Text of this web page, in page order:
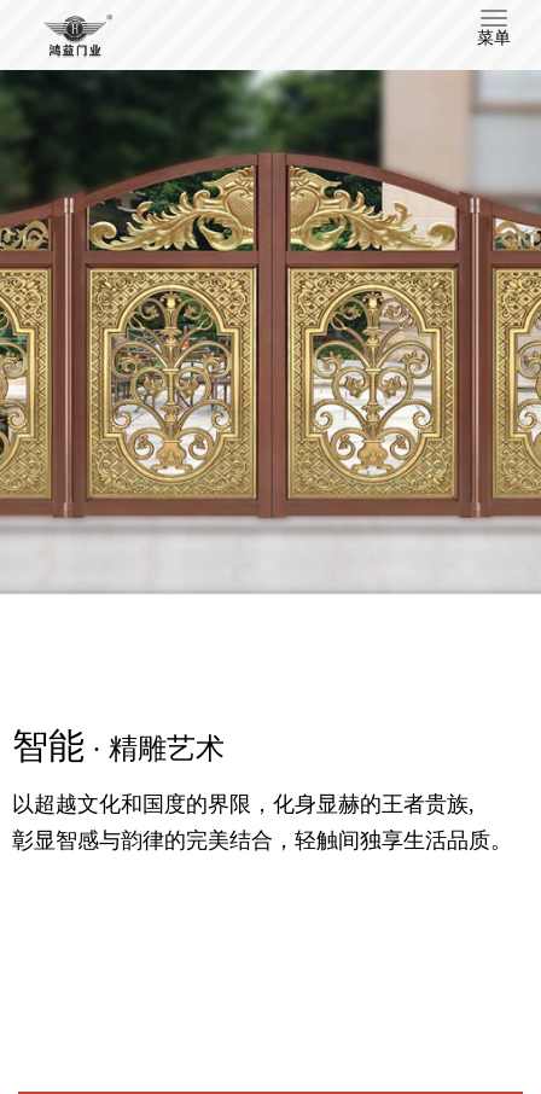
T
o
g
l
a
v
i
g
a
o
n
菜单
智能 · 精雕艺术
以超越文化和国度的界限，化身显赫的王者贵族,
彰显智感与韵律的完美结合，轻触间独享生活品质。
精粹 · 高定之美
满足你对时尚的追求，更提供一个舒适的生活条件，
随意的生活理念，诗语大气，气宇轩昂。
智能 · 精雕艺术
以超越文化和国度的界限，化身显赫的王者贵族,
彰显智感与韵律的完美结合，轻触间独享生活品质。